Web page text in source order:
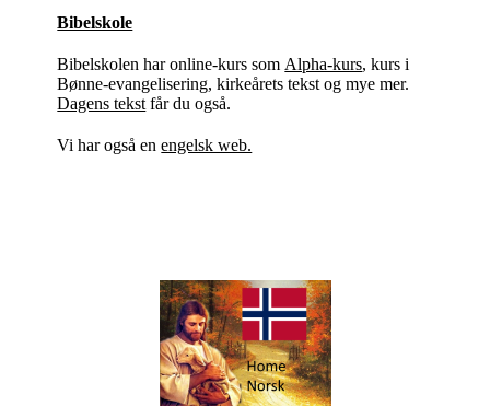
Bibelskole
Bibelskolen har online-kurs som Alpha-kurs, kurs i
Bønne-evangelisering, kirkeårets tekst og mye mer.
Dagens tekst får du også.
Vi har også enengelsk web.